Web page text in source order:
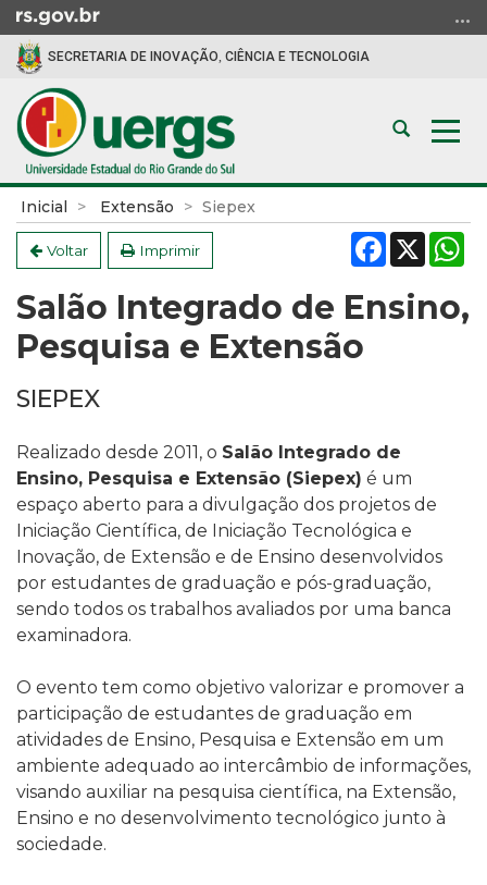
para
conteúdo
para
menu
para
busca
SECRETARIA DE INOVAÇÃO, CIÊNCIA E TECNOLOGIA
Abrir
busca
Início
do
conteúdo
Inicial Extensão Siepex
Voltar Imprimir Facebook
X
Salão Integrado de Ensino,
Pesquisa e Extensão
SIEPEX
Realizado desde 2011, o Salão Integrado de
Ensino, Pesquisa e Extensão (Siepex) é um
espaço aberto para a divulgação dos projetos de
Iniciação Científica, de Iniciação Tecnológica e
Inovação, de Extensão e de Ensino desenvolvidos
por estudantes de graduação e pós-graduação,
sendo todos os trabalhos avaliados por uma banca
examinadora.
O evento tem como objetivo valorizar e promover a
participação de estudantes de graduação em
atividades de Ensino, Pesquisa e Extensão em um
ambiente adequado ao intercâmbio de informações,
visando auxiliar na pesquisa científica, na Extensão,
Ensino e no desenvolvimento tecnológico junto à
sociedade.